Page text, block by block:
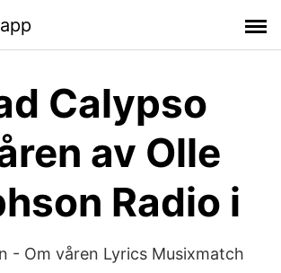
Calypso
av Olle
Radio i
- Om våren Lyrics Musixmatch